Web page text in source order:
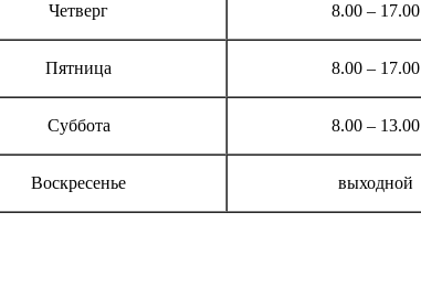
Четверг 8.00 – 17.00
Пятница 8.00 – 17.00
Суббота 8.00 – 13.00
Воскресенье выходной